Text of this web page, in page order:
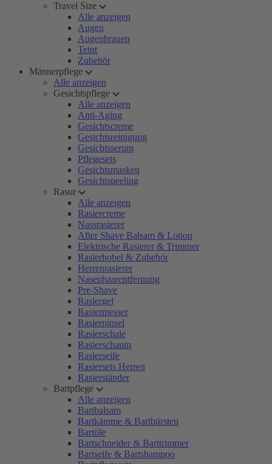
Travel Size
Alle anzeigen
Augen
Augenbrauen
Teint
Zubehör
Männerpflege
Alle anzeigen
Gesichtspflege
Alle anzeigen
Anti-Aging
Gesichtscreme
Gesichtsreinigung
Gesichtsserum
Pflegesets
Gesichtsmasken
Gesichtspeeling
Rasur
Alle anzeigen
Rasiercreme
Nassrasierer
After Shave Balsam & Lotion
Elektrische Rasierer & Trimmer
Rasierhobel & Zubehör
Herrenrasierer
Nasenhaarentfernung
Pre-Shave
Rasiergel
Rasiermesser
Rasierpinsel
Rasierschale
Rasierschaum
Rasierseife
Rasiersets Herren
Rasierständer
Bartpflege
Alle anzeigen
Bartbalsam
Bartkämme & Bartbürsten
Bartöle
Bartschneider & Barttrimmer
Bartseife & Bartshampoo